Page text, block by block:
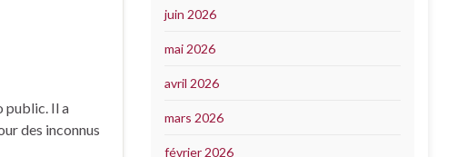
public. Il a
des inconnus
juin 2026
mai 2026
avril 2026
mars 2026
février 2026